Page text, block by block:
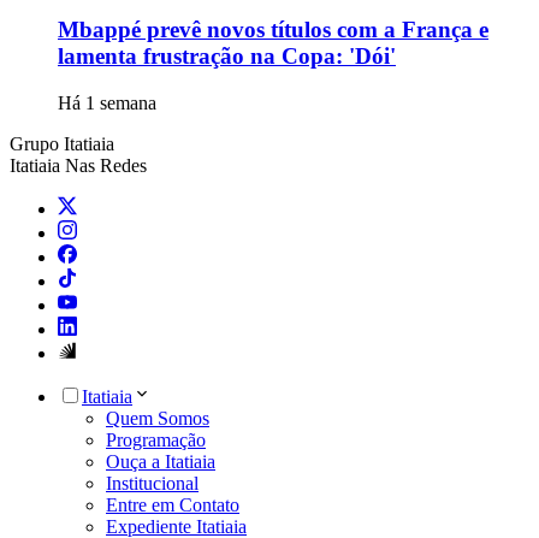
Mbappé prevê novos títulos com a França e
lamenta frustração na Copa: 'Dói'
Há 1 semana
Grupo Itatiaia
Itatiaia Nas Redes
Itatiaia
Quem Somos
Programação
Ouça a Itatiaia
Institucional
Entre em Contato
Expediente Itatiaia